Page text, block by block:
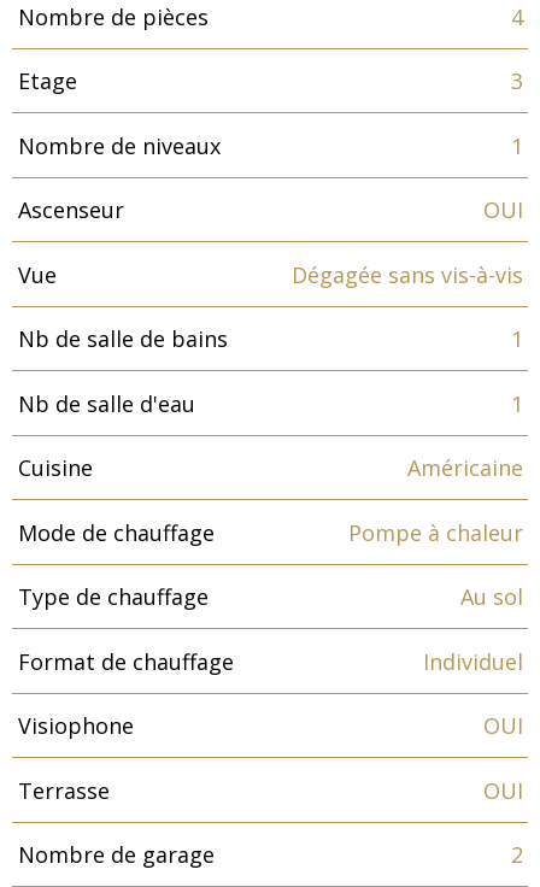
Nombre de pièces 4
Etage 3
Nombre de niveaux 1
Ascenseur OUI
Vue Dégagée sans vis-à-vis
Nb de salle de bains 1
Nb de salle d'eau 1
Cuisine Américaine
Mode de chauffage Pompe à chaleur
Type de chauffage Au sol
Format de chauffage Individuel
Visiophone OUI
Terrasse OUI
Nombre de garage 2